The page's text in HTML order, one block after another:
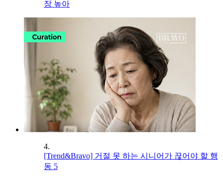
장 높아
4.
[Trend&Bravo] 거절 못 하는 시니어가 끊어야 할 행
동 5